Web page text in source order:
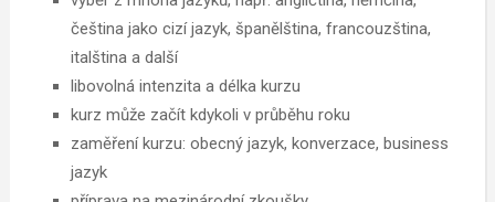
čeština jako cizí jazyk, španělština, francouzština,
italština a další
libovolná intenzita a délka kurzu
kurz může začít kdykoli v průběhu roku
zaměření kurzu: obecný jazyk, konverzace, business
jazyk